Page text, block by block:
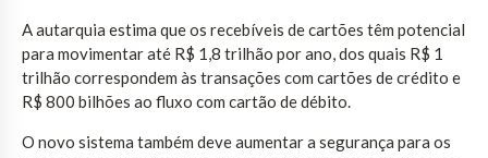
A autarquia estima que os recebíveis de cartões têm potencial
para movimentar até R$ 1,8 trilhão por ano, dos quais R$ 1
trilhão correspondem às transações com cartões de crédito e
R$ 800 bilhões ao fluxo com cartão de débito.
O novo sistema também deve aumentar a segurança para os